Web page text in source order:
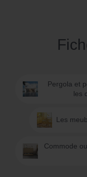
Pergola et
les
Les
Commode